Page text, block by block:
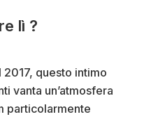
lì ?
questo intimo
vanta un’atmosfera
particolarmente